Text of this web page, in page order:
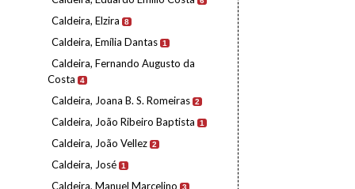
Caldeira, Elzira 8
Caldeira, Emília Dantas 1
Caldeira, Fernando Augusto da
Costa
4
Caldeira, Joana B. S. Romeiras 2
Caldeira, João Ribeiro Baptista 1
Caldeira, João Vellez 2
Caldeira, José 1
Caldeira, Manuel Marcelino 3